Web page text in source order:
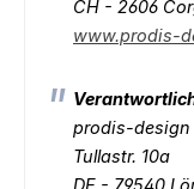
CH - 2606
www.prodis-
prodis-design
Tullastr. 10a
DE - 79540